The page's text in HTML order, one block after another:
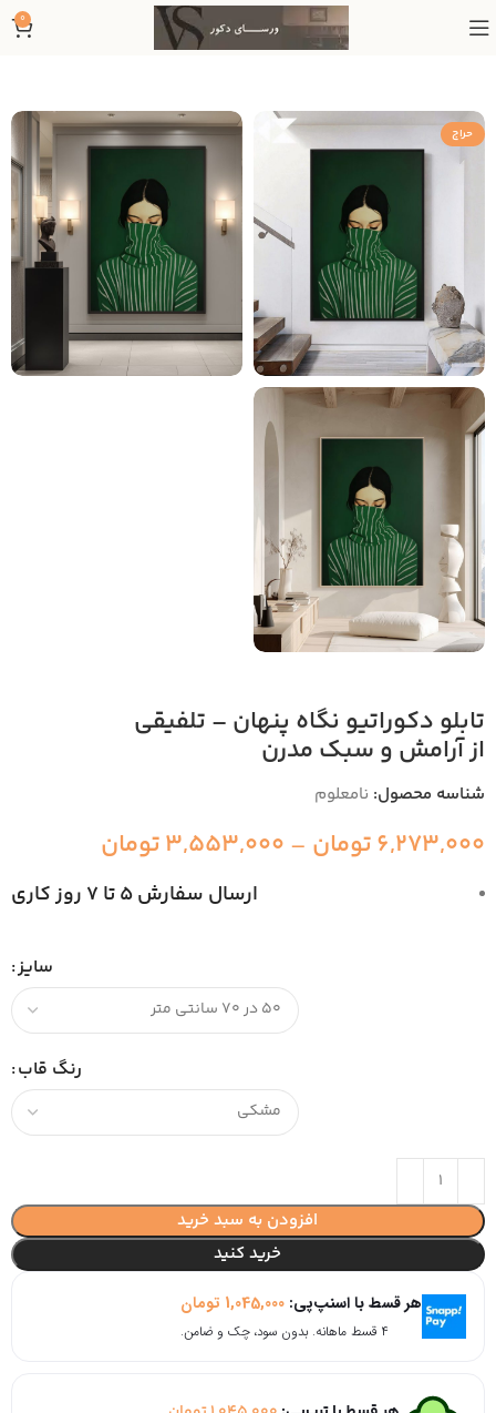
0
حراج
تابلو دکوراتیو نگاه پنهان – تلفیقی
از آرامش و سبک مدرن
شناسه محصول: نامعلوم
6,273,000تومان –
3,553,000تومان
ارسال سفارش 5 تا 7 روز کاری
سایز
رنگ قاب
افزودن به سبد خرید
خرید کنید
هر قسط با اسنپ‌پی:1,045,000 تومان
۴ قسط ماهانه. بدون سود، چک و ضامن.